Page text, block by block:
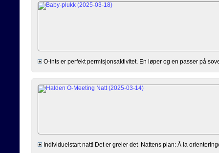
O-ints er perfekt permisjonsaktivitet. En løper og en passer på
Individuelstart natt! Det er greier det Nattens plan: Å la